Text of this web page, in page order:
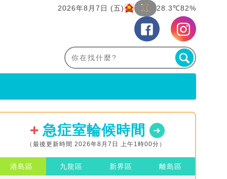
2026年8月7日 (五) 28.3℃82%
急症室輪候時間
（最後更新時間 2026年8月7日 上午1時00分）
港島區 九龍區 新界區 離島區